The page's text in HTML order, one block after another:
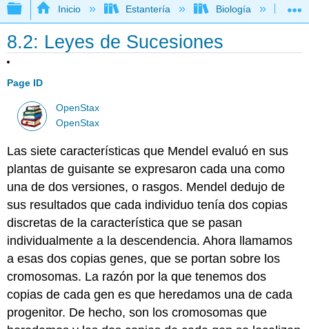
Expandir/contraer jerarquía global
Inicio Estantería Biología
8.2: Leyes de Sucesiones
Page ID
OpenStax
OpenStax
Las siete características que Mendel evaluó en sus
plantas de guisante se expresaron cada una como
una de dos versiones, o rasgos. Mendel dedujo de
sus resultados que cada individuo tenía dos copias
discretas de la característica que se pasan
individualmente a la descendencia. Ahora llamamos
a esas dos copias genes, que se portan sobre los
cromosomas. La razón por la que tenemos dos
copias de cada gen es que heredamos una de cada
progenitor. De hecho, son los cromosomas que